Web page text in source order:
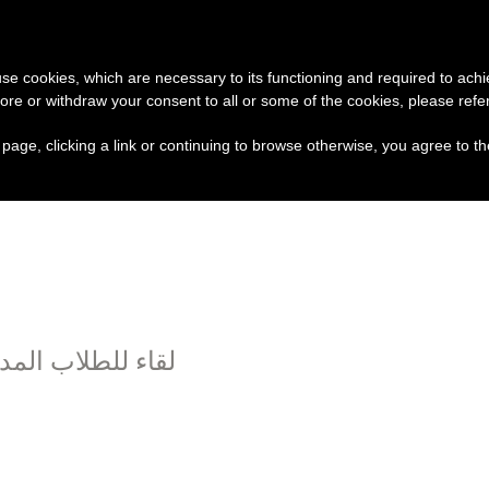
لقاء للطلاب
cookies, which are necessary to its functioning and required to
or withdraw your consent to all or some of the cookies, please
clicking a link or continuing to browse otherwise, you agree to